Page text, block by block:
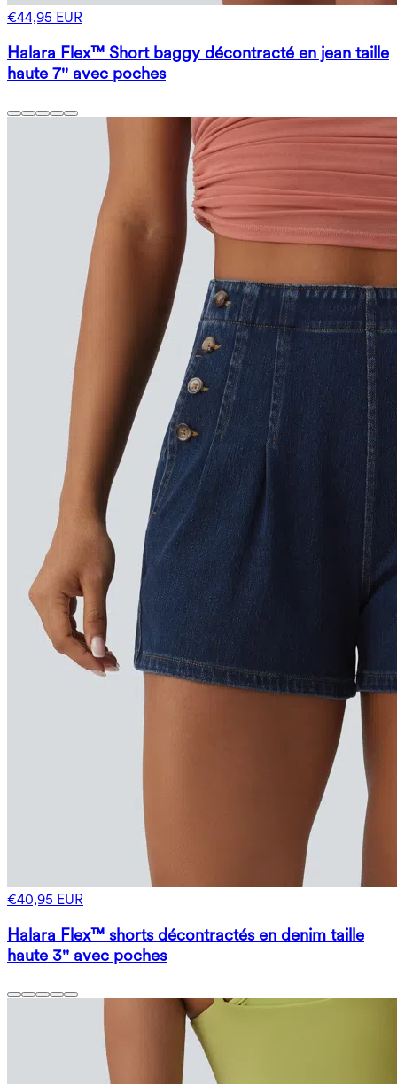
€44,95 EUR
Halara Flex™ Short baggy décontracté en jean taille
haute 7'' avec poches
€40,95 EUR
Halara Flex™ shorts décontractés en denim taille
haute 3'' avec poches